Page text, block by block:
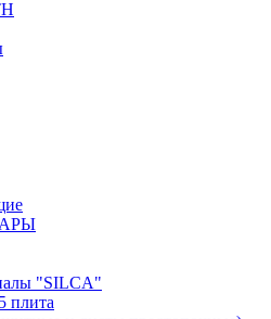
"SILCA"
плита